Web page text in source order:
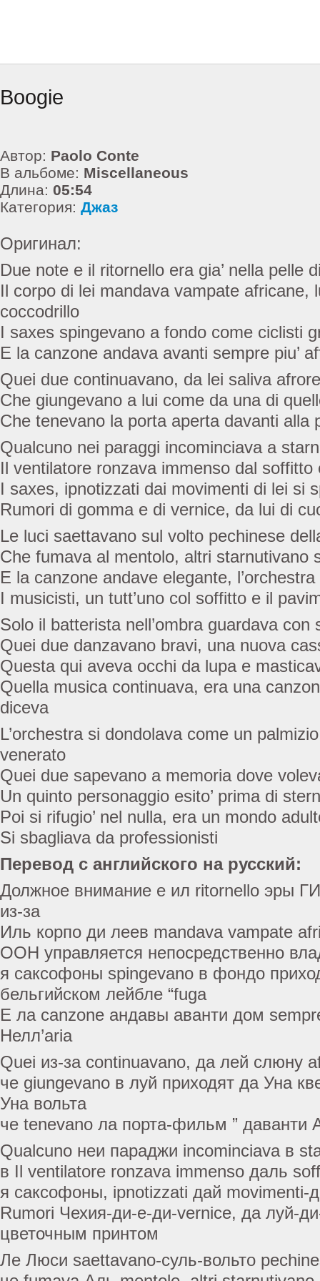
Boogie
Автор: Paolo Conte
В альбоме: Miscellaneous
Длина: 05:54
Категория: Джаз
Оригинал:
Due note e il ritornello era gia’ nella pelle
Il corpo di lei mandava vampate africane,
coccodrillo
I saxes spingevano a fondo come ciclisti
E la canzone andava avanti sempre piu’
Quei due continuavano, da lei saliva
Che giungevano a lui come da una di
Che tenevano la porta aperta davanti alla
Qualcuno nei paraggi incominciava a
Il ventilatore ronzava immenso dal soffitto
I saxes, ipnotizzati dai movimenti di lei si
Rumori di gomma e di vernice, da lui di
Le luci saettavano sul volto pechinese
Che fumava al mentolo, altri starnutivano
E la canzone andave elegante,
I musicisti, un tutt’uno col soffitto e il
Solo il batterista nell’ombra guardava con
Quei due danzavano bravi, una nuova
Questa qui aveva occhi da lupa e
Quella musica continuava, era una
diceva
L’orchestra si dondolava come un
venerato
Quei due sapevano a memoria dove
Un quinto personaggio esito’ prima di
Poi si rifugio’ nel nulla, era un mondo
Si sbagliava da professionisti
Перевод с английского на русский:
Должное внимание е ил ritornello эры
из-за
Иль корпо ди леев mandava vampate
ООН управляется непосредственно
я саксофоны spingevano в фондо
бельгийском лейбле “fuga
Е ла canzone андавы аванти дом
Нелл’aria
Quei из-за continuavano, да лей слюну
че giungevano в луй приходят да Уна
Уна вольта
че tenevano ла порта-фильм ” даванти
Qualcuno неи параджи incominciava в
в Il ventilatore ronzava immenso даль
я саксофоны, ipnotizzati дай movimenti-
Rumori Чехия-ди-е-ди-vernice, да луй-
цветочным принтом
Ле Люси saettavano-суль-вольто